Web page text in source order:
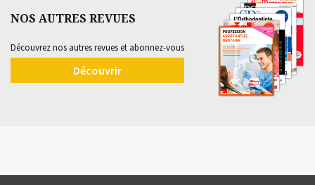
NOS AUTRES REVUES
Découvrez nos autres revues et abonnez-vous
Découvrir